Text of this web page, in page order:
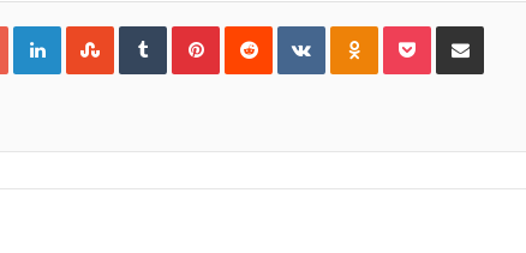
Google+LinkedInStumbleUpon
TumblrPinterestReddit VKontakteOdnoklassniki
PocketCompartir por Correo